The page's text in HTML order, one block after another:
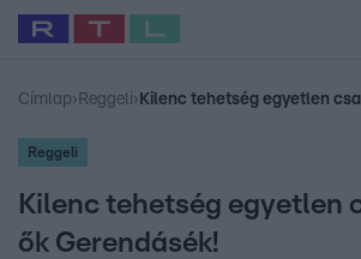
Legfrissebb RTL Híradó
Babits Marcella Most
Címlap› Reggeli›
Reggeli
Kilenc tehetség egyetlen
ők Gerendásék!